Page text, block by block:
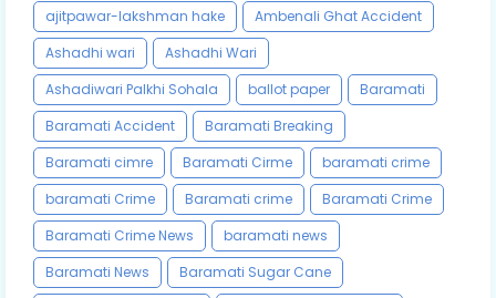
ajitpawar-lakshman hake
Ambenali Ghat Accident
Ashadhi wari
Ashadhi Wari
Ashadiwari Palkhi Sohala
ballot paper
Baramati
Baramati Accident
Baramati Breaking
Baramati cimre
Baramati Cirme
baramati crime
baramati Crime
Baramati crime
Baramati Crime
Baramati Crime News
baramati news
Baramati News
Baramati Sugar Cane